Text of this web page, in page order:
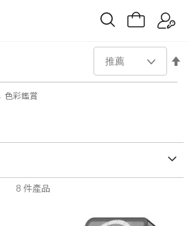
色彩鑑賞
8 件產品
設
序
方